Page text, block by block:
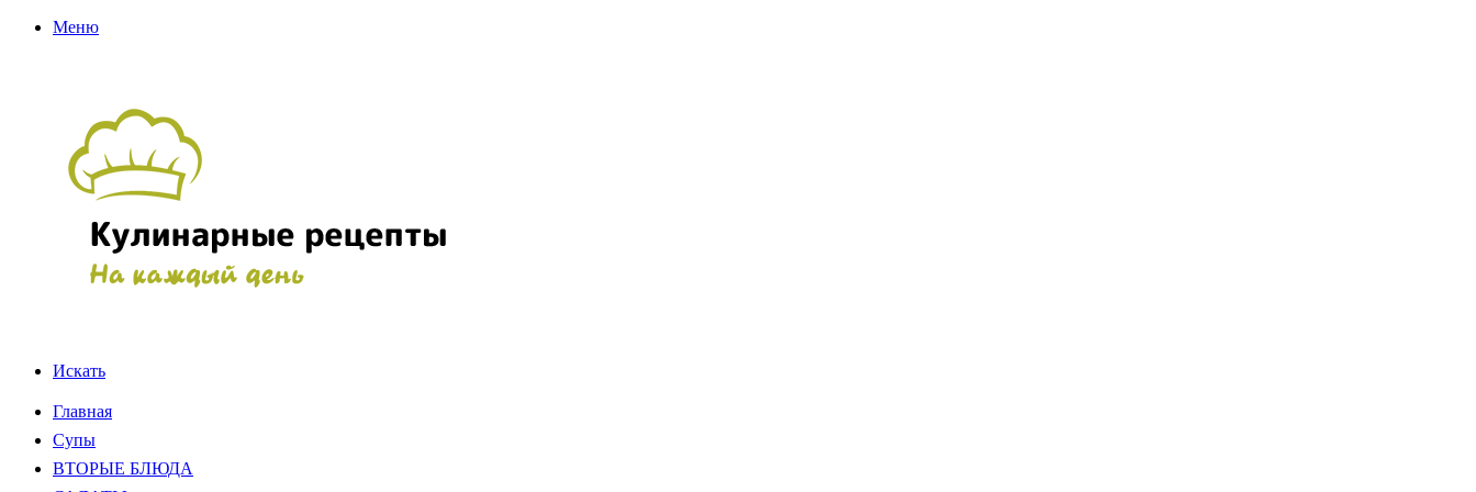
Меню
Искать
Главная
Супы
ВТОРЫЕ БЛЮДА